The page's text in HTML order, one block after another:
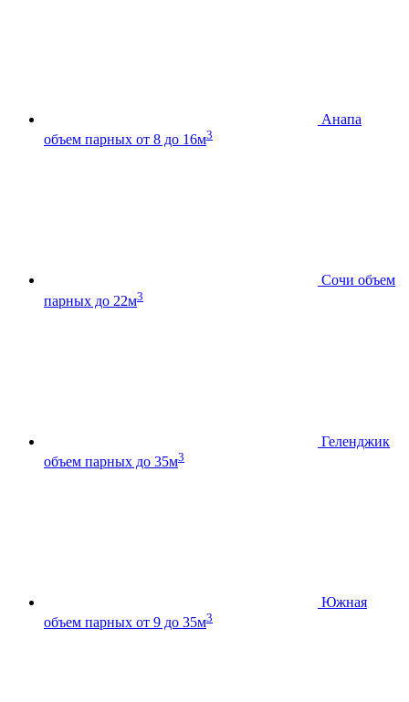
Анапа
объем парных от 8 до 16м3
Сочи объем
парных до 22м3
Геленджик
объем парных до 35м3
Южная
объем парных от 9 до 35м3